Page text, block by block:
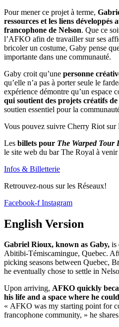
Pour mener ce projet à terme,
ressources et les liens développés
francophone de Nelson. Que ce
l’AFKO afin de travailler sur ses
bricoler un costume, Gaby pense
importante dans une communauté.
Gaby croit qu’une personne
qu’elle n’a pas à porter seule le
expérience démontre qu’un espace
qui soutient des projets créatifs
soutien essentiel pour la
Vous pouvez suivre Cherry Riot sur
Les billets pour The Warped Tour
le site web du bar The Royal à
Infos & Billetterie
Retrouvez-nous sur les Réseaux!
Facebook-f Instagram
English Version
Gabriel Rioux, known as Gaby, is
Abitibi-Témiscamingue, Quebec.
picking seasons between Quebec,
he eventually chose to settle in
Upon arriving, AFKO quickly
his life and a space where he
« AFKO was my starting point for
francophone community, » he